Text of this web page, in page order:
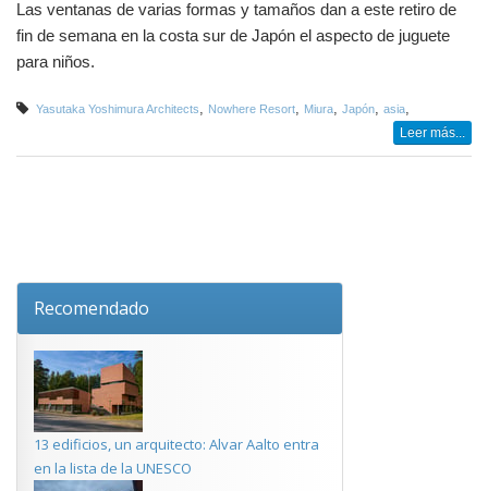
Las ventanas de varias formas y tamaños dan a este retiro de
fin de semana en la costa sur de Japón el aspecto de juguete
para niños.
Yasutaka Yoshimura Architects, Nowhere Resort, Miura, Japón, asia,
Leer más...
Recomendado
13 edificios, un arquitecto: Alvar Aalto entra
en la lista de la UNESCO